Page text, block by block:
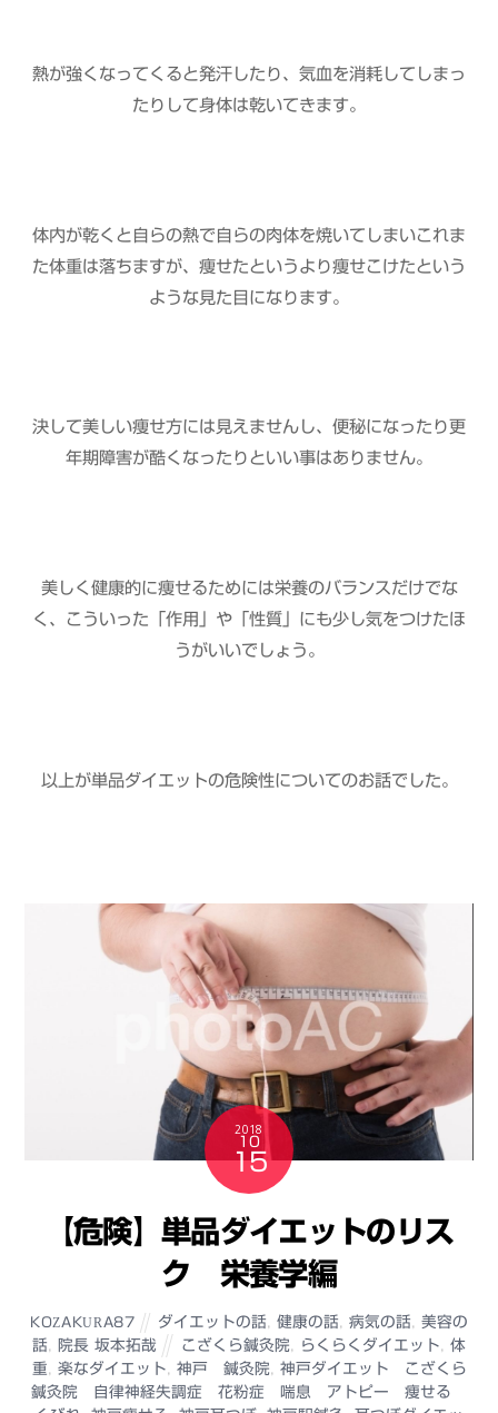
熱が強くなってくると発汗したり、気血を消耗してしまっ
たりして身体は乾いてきます。
体内が乾くと自らの熱で自らの肉体を焼いてしまいこれま
た体重は落ちますが、痩せたというより痩せこけたという
ような見た目になります。
決して美しい痩せ方には見えませんし、便秘になったり更
年期障害が酷くなったりといい事はありません。
美しく健康的に痩せるためには栄養のバランスだけでな
く、こういった「作用」や「性質」にも少し気をつけたほ
うがいいでしょう。
以上が単品ダイエットの危険性についてのお話でした。
2018
10
15
【危険】単品ダイエットのリス
ク 栄養学編
KOZAKURA87 ダイエットの話 健康の話 病気の話
美容の
話
院長 坂本拓哉 こざくら鍼灸院 らくらくダイエット
体
重, 楽なダイエット, 神戸 鍼灸院, 神戸ダイエット こざくら
鍼灸院 自律神経失調症 花粉症 喘息 アトピー 痩せる